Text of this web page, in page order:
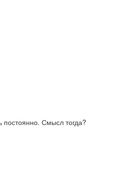
постоянно. Смысл тогда?